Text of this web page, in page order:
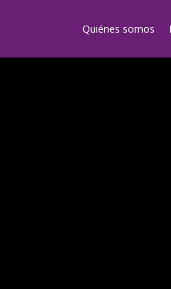
Quiénes somos